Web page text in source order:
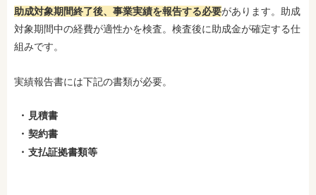
助成対象期間終了後、事業実績を報告する必要があります。助成
対象期間中の経費が適性かを検査。検査後に助成金が確定する仕
組みです。
実績報告書には下記の書類が必要。
見積書
契約書
支払証拠書類等